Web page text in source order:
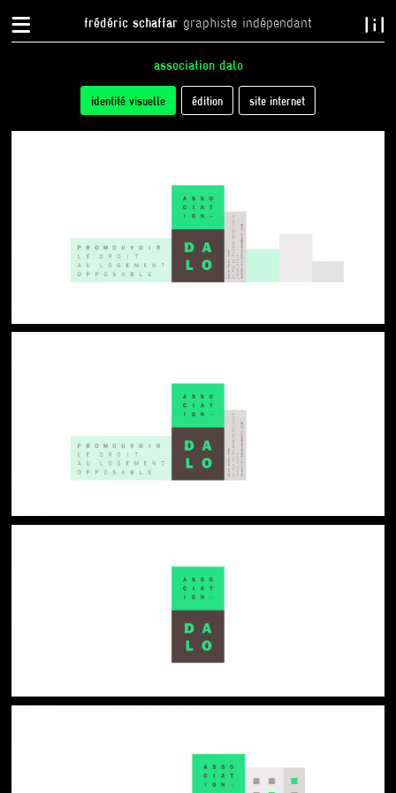
frédéric schaffar graphiste indépendant
{ }
association dalo
identité visuelle (onglet
actif)
édition site internet